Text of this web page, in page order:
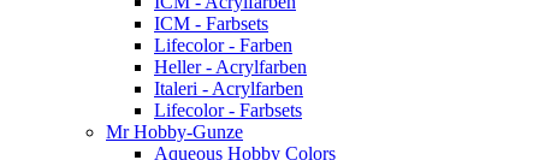
ICM - Farbsets
Lifecolor - Farben
Heller - Acrylfarben
Italeri - Acrylfarben
Lifecolor - Farbsets
Mr Hobby-Gunze
Aqueous Hobby Colors